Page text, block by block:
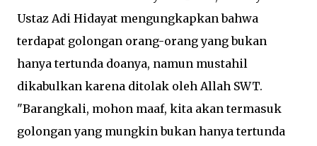
Ustaz Adi Hidayat mengungkapkan bahwa
terdapat golongan orang-orang yang bukan
hanya tertunda doanya, namun mustahil
dikabulkan karena ditolak oleh Allah SWT.
"Barangkali, mohon maaf, kita akan termasuk
golongan yang mungkin bukan hanya tertunda